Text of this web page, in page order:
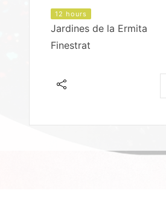
12 hours
Jardines de la Ermita
Finestrat